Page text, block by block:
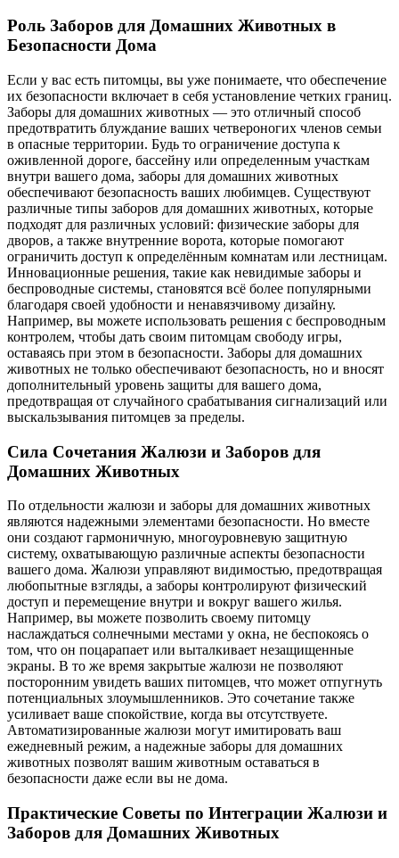
Роль Заборов для Домашних Животных в
Безопасности Дома
Если у вас есть питомцы, вы уже понимаете, что обеспечение
их безопасности включает в себя установление четких границ.
Заборы для домашних животных — это отличный способ
предотвратить блуждание ваших четвероногих членов семьи
в опасные территории. Будь то ограничение доступа к
оживленной дороге, бассейну или определенным участкам
внутри вашего дома, заборы для домашних животных
обеспечивают безопасность ваших любимцев. Существуют
различные типы заборов для домашних животных, которые
подходят для различных условий: физические заборы для
дворов, а также внутренние ворота, которые помогают
ограничить доступ к определённым комнатам или лестницам.
Инновационные решения, такие как невидимые заборы и
беспроводные системы, становятся всё более популярными
благодаря своей удобности и ненавязчивому дизайну.
Например, вы можете использовать решения с беспроводным
контролем, чтобы дать своим питомцам свободу игры,
оставаясь при этом в безопасности. Заборы для домашних
животных не только обеспечивают безопасность, но и вносят
дополнительный уровень защиты для вашего дома,
предотвращая от случайного срабатывания сигнализаций или
выскальзывания питомцев за пределы.
Сила Сочетания Жалюзи и Заборов для
Домашних Животных
По отдельности жалюзи и заборы для домашних животных
являются надежными элементами безопасности. Но вместе
они создают гармоничную, многоуровневую защитную
систему, охватывающую различные аспекты безопасности
вашего дома. Жалюзи управляют видимостью, предотвращая
любопытные взгляды, а заборы контролируют физический
доступ и перемещение внутри и вокруг вашего жилья.
Например, вы можете позволить своему питомцу
наслаждаться солнечными местами у окна, не беспокоясь о
том, что он поцарапает или выталкивает незащищенные
экраны. В то же время закрытые жалюзи не позволяют
посторонним увидеть ваших питомцев, что может отпугнуть
потенциальных злоумышленников. Это сочетание также
усиливает ваше спокойствие, когда вы отсутствуете.
Автоматизированные жалюзи могут имитировать ваш
ежедневный режим, а надежные заборы для домашних
животных позволят вашим животным оставаться в
безопасности даже если вы не дома.
Практические Советы по Интеграции Жалюзи и
Заборов для Домашних Животных